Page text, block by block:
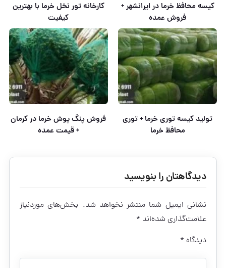
کیسه محافظ خرما در ایرانشهر +
فروش عمده
کارخانه تور نخل خرما با بهترین
کیفیت
تولید کیسه توری خرما + توری
محافظ خرما
فروش پنگ پوش خرما در کرمان
+ قیمت عمده
دیدگاهتان را بنویسید
نشانی ایمیل شما منتشر نخواهد شد. بخش‌های موردنیاز
علامت‌گذاری شده‌اند *
دیدگاه *